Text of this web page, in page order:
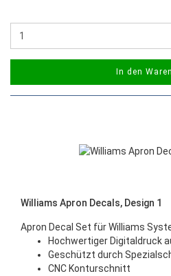
In den
Williams Apron Decals, Design 1
Apron Decal Set für Williams
Hochwertiger Digitaldruck
Geschützt durch
CNC Konturschnitt